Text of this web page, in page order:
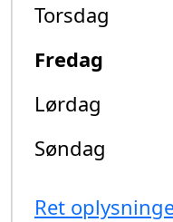
Torsdag
Fredag
Lørdag
Søndag
Ret